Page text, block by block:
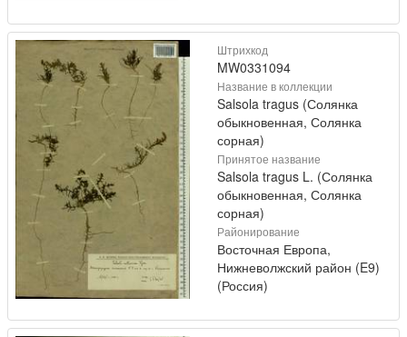
Штрихкод
MW0331094
Название в коллекции
Salsola tragus (Солянка
обыкновенная, Солянка
сорная)
Принятое название
Salsola tragus L. (Солянка
обыкновенная, Солянка
сорная)
Районирование
Восточная Европа,
Нижневолжский район (E9)
(Россия)